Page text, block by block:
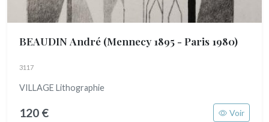
BEAUDIN André (Mennecy 1895 - Paris 1980)
3117
VILLAGE Lithographie
120 € Voir